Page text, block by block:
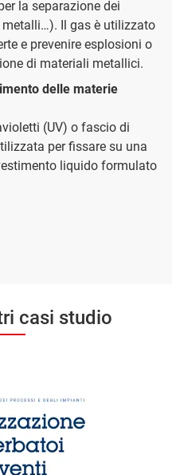
la separazione dei
Il gas è utilizzato
e prevenire esplosioni o
di materiali metallici.
delle materie
(UV) o fascio di
per fissare su una
liquido formulato
casi studio